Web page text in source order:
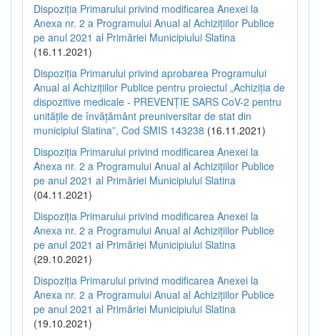
Dispoziția Primarului privind modificarea Anexei la
Anexa nr. 2 a Programului Anual al Achizițiilor Publice
pe anul 2021 al Primăriei Municipiului Slatina
(16.11.2021)
Dispoziția Primarului privind aprobarea Programului
Anual al Achizițiilor Publice pentru proiectul „Achiziția de
dispozitive medicale - PREVENȚIE SARS CoV-2 pentru
unitățile de învățământ preuniversitar de stat din
municipiul Slatina”, Cod SMIS 143238 (16.11.2021)
Dispoziția Primarului privind modificarea Anexei la
Anexa nr. 2 a Programului Anual al Achizițiilor Publice
pe anul 2021 al Primăriei Municipiului Slatina
(04.11.2021)
Dispoziția Primarului privind modificarea Anexei la
Anexa nr. 2 a Programului Anual al Achizițiilor Publice
pe anul 2021 al Primăriei Municipiului Slatina
(29.10.2021)
Dispoziția Primarului privind modificarea Anexei la
Anexa nr. 2 a Programului Anual al Achizițiilor Publice
pe anul 2021 al Primăriei Municipiului Slatina
(19.10.2021)